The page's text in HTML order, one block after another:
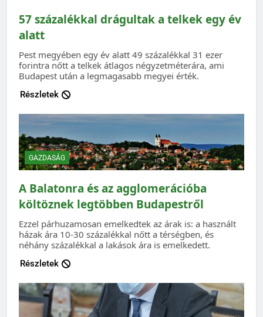
57 százalékkal drágultak a telkek egy év
alatt
Pest megyében egy év alatt 49 százalékkal 31 ezer
forintra nőtt a telkek átlagos négyzetméterára, ami
Budapest után a legmagasabb megyei érték.
Részletek
GAZDASÁG
A Balatonra és az agglomerációba
költöznek legtöbben Budapestről
Ezzel párhuzamosan emelkedtek az árak is: a használt
házak ára 10-30 százalékkal nőtt a térségben, és
néhány százalékkal a lakások ára is emelkedett.
Részletek